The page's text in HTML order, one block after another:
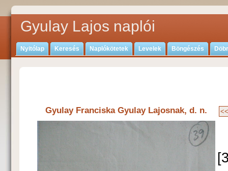
Gyulay Lajos naplói
Nyitólap Keresés Naplókötetek Levelek Böngészés
Gyulay Franciska Gyulay Lajosnak, d. n.